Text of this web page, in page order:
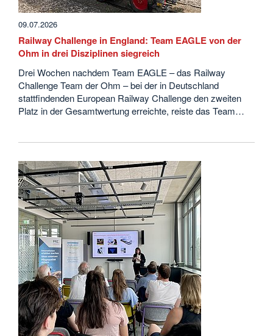
09.07.2026
Railway Challenge in England: Team EAGLE von der
Ohm in drei Disziplinen siegreich
Drei Wochen nachdem Team EAGLE – das Railway
Challenge Team der Ohm – bei der in Deutschland
stattfindenden European Railway Challenge den zweiten
Platz in der Gesamtwertung erreichte, reiste das Team…